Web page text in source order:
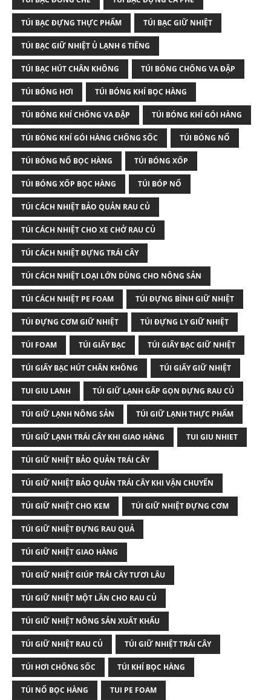
TÚI BẠC ĐỰNG THỰC PHẨM TÚI BẠC GIỮ NHIỆT
TÚI BẠC GIỮ NHIỆT Ủ LẠNH 6 TIẾNG
TÚI BẠC HÚT CHÂN KHÔNG TÚI BÓNG CHỐNG VA ĐẬP
TÚI BÓNG HƠI TÚI BÓNG KHÍ BỌC HÀNG
TÚI BÓNG KHÍ CHỐNG VA ĐẬP TÚI BÓNG KHÍ GÓI HÀNG
TÚI BÓNG KHÍ GÓI HÀNG CHỐNG SỐC TÚI BÓNG NỔ
TÚI BÓNG NỔ BỌC HÀNG TÚI BÓNG XỐP
TÚI BÓNG XỐP BỌC HÀNG TÚI BÓP NỔ
TÚI CÁCH NHIỆT BẢO QUẢN RAU CỦ
TÚI CÁCH NHIỆT CHO XE CHỞ RAU CỦ
TÚI CÁCH NHIỆT ĐỰNG TRÁI CÂY
TÚI CÁCH NHIỆT LOẠI LỚN DÙNG CHO NÔNG SẢN
TÚI CÁCH NHIỆT PE FOAM TÚI ĐỰNG BÌNH GIỮ NHIỆT
TÚI ĐỰNG CƠM GIỮ NHIỆT TÚI ĐỰNG LY GIỮ NHIỆT
TÚI FOAM TÚI GIẤY BẠC TÚI GIẤY BẠC GIỮ NHIỆT
TÚI GIẤY BẠC HÚT CHÂN KHÔNG TÚI GIẤY GIỮ NHIỆT
TUI GIU LANH TÚI GIỮ LẠNH GẤP GỌN ĐỰNG RAU CỦ
TÚI GIỮ LẠNH NÔNG SẢN TÚI GIỮ LẠNH THỰC PHẨM
TÚI GIỮ LẠNH TRÁI CÂY KHI GIAO HÀNG TUI GIU NHIET
TÚI GIỮ NHIỆT BẢO QUẢN TRÁI CÂY
TÚI GIỮ NHIỆT BẢO QUẢN TRÁI CÂY KHI VẬN CHUYỂN
TÚI GIỮ NHIỆT CHO KEM TÚI GIỮ NHIỆT ĐỰNG CƠM
TÚI GIỮ NHIỆT ĐỰNG RAU QUẢ
TÚI GIỮ NHIỆT GIAO HÀNG
TÚI GIỮ NHIỆT GIÚP TRÁI CÂY TƯƠI LÂU
TÚI GIỮ NHIỆT MỘT LẦN CHO RAU CỦ
TÚI GIỮ NHIỆT NÔNG SẢN XUẤT KHẨU
TÚI GIỮ NHIỆT RAU CỦ TÚI GIỮ NHIỆT TRÁI CÂY
TÚI HƠI CHỐNG SỐC TÚI KHÍ BỌC HÀNG
TÚI NỔ BỌC HÀNG TUI PE FOAM